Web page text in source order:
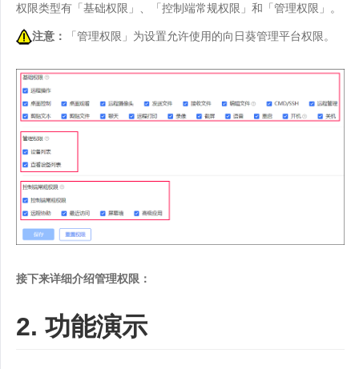
权限类型有「基础权限」、「控制端常规权限」和「管理权限」。
注意： 「管理权限」为设置允许使用的向日葵管理平台权限。
接下来详细介绍管理权限：
2. 功能演示